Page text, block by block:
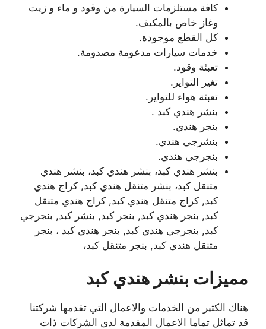
كافة مستلزمات السيارة من وقود و ماء و زيت
وغاز خاص بالمكيف.
كل القطع موجودة.
خدمات سيارات مدعومة مصدومة.
تعبئة وقود.
تغير التواير.
تعبئة هواء للتواير.
بنشر هندي كبد .
بنجر هندي.
بنشرجي هندي.
بنجرجي هندي.
بنشر هندي كبد، بنشر هندي كبد، بنشر هندي
متنقل كبد، بنشر متنقل هندي كبد, كراج هندي
كبد, كراج متنقل هندي كبد, كراج هندي متنقل
كبد, بنجر هندي كبد, بنجر كبد, بنشر كبد, بنجرجي
كبد, بنجرجي هندي كبد, بنجر هندي كبد ، بنجر
متنقل هندي كبد, بنجر متنقل كبد،
مميزات بنشر هندي كبد
هناك الكثير من الخدمات والاعمال التي تقدمها شركتنا
قد تماثل تماما الاعمال المقدمة لدى الشركات ذات